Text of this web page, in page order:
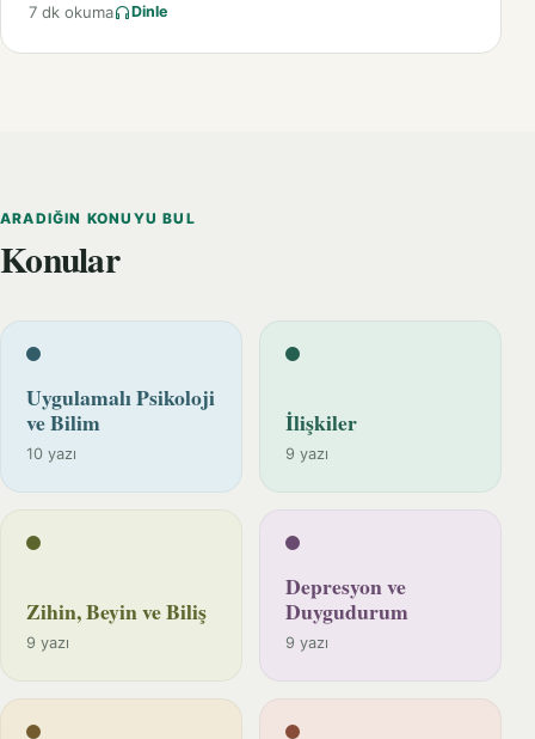
7 dk okuma Dinle
ARADIĞIN KONUYU BUL
Konular
Uygulamalı Psikoloji
ve Bilim
10 yazı
İlişkiler
9 yazı
Zihin, Beyin ve Biliş
9 yazı
Depresyon ve
Duygudurum
9 yazı